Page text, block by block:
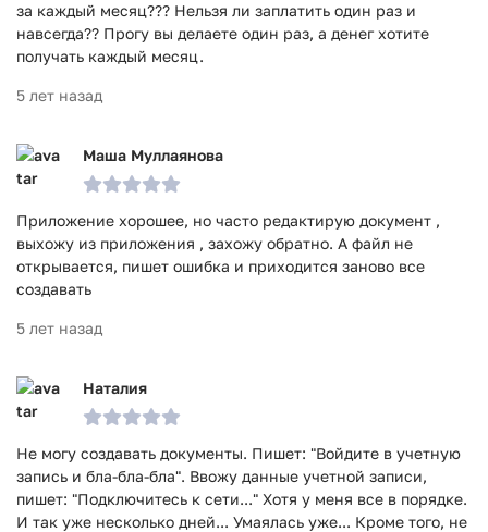
за каждый месяц??? Нельзя ли заплатить один раз и
навсегда?? Прогу вы делаете один раз, а денег хотите
получать каждый месяц.
5 лет назад
Маша Муллаянова
Приложение хорошее, но часто редактирую документ ,
выхожу из приложения , захожу обратно. А файл не
открывается, пишет ошибка и приходится заново все
создавать
5 лет назад
Наталия
Не могу создавать документы. Пишет: "Войдите в учетную
запись и бла-бла-бла". Ввожу данные учетной записи,
пишет: "Подключитесь к сети..." Хотя у меня все в порядке.
И так уже несколько дней... Умаялась уже... Кроме того, не